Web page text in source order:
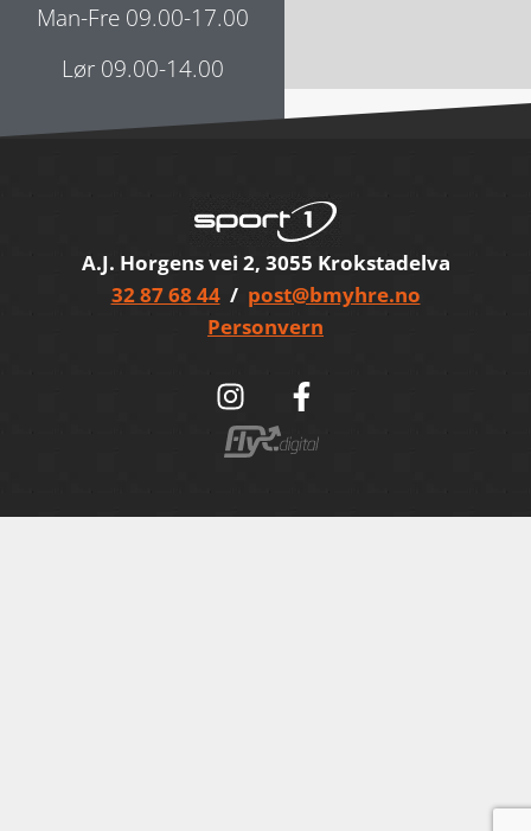
Man-Fre 09.00-17.00
Lør 09.00-14.00
A.J. Horgens vei 2, 3055 Krokstadelva
32 87 68 44/ post@bmyhre.no
Personvern